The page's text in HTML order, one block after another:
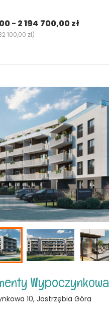
- 2 194 700,00 zł
100,00 zł)
Wypoczynkowa
10, Jastrzębia Góra